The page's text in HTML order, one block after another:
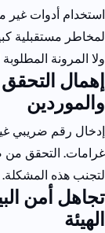
استخدام أدوات غير
لمخاطر مستقبلية
ولا المرونة
إهمال
والموردين
إدخال رقم ضريبي
غرامات. التحقق من
لتجنب هذه المشكلة.
تجاهل أمن
الهيئة